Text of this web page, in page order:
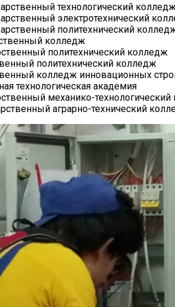
технологический
электротехнический
политехнический
колледж
политехнический колледж
политехнический колледж
колледж инновационных
технологическая академия
механико-
аграрно-технический